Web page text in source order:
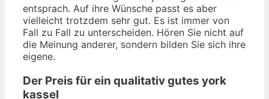
entsprach. Auf ihre Wünsche passt es aber
vielleicht trotzdem sehr gut. Es ist immer von
Fall zu Fall zu unterscheiden. Hören Sie nicht auf
die Meinung anderer, sondern bilden Sie sich ihre
eigene.
Der Preis für ein qualitativ gutes york
kassel